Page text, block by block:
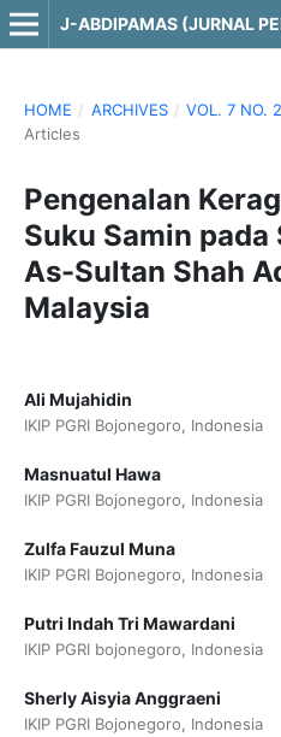
HOME / ARCHIVES / VOL. 7 NO.
Articles
Pengenalan
Suku Samin pada
As-Sultan Shah
Malaysia
Ali Mujahidin
IKIP PGRI Bojonegoro, Indonesia
Masnuatul Hawa
IKIP PGRI Bojonegoro, Indonesia
Zulfa Fauzul Muna
IKIP PGRI Bojonegoro, Indonesia
Putri Indah Tri Mawardani
IKIP PGRI bojonegoro, Indonesia
Sherly Aisyia Anggraeni
IKIP PGRI Bojonegoro, Indonesia